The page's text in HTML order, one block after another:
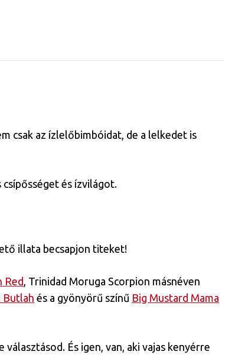
csak az ízlelőbimbóidat, de a lelkedet is
és ízvilágot.
illata becsapjon titeket!
Red, Trinidad Moruga Scorpion másnéven
Butlah és a gyönyörű színű Big Mustard Mama
És igen, van, aki vajas kenyérre